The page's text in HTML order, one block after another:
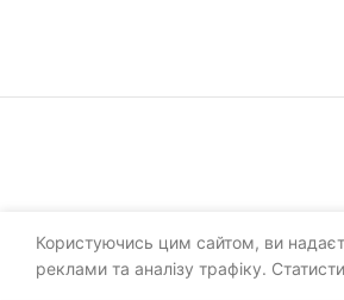
Користуючись цим сайтом, ви
реклами та аналізу трафіку.